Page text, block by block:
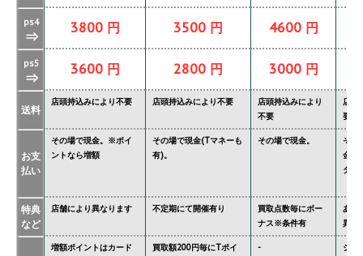
ps4
⇒ 3800 円 3500 円 4600 円
ps5
⇒ 3600 円 2800 円 3000 円
送料
店頭持込みにより不要 店頭持込みにより不要
店頭持込みにより
不要
店頭
要
お支
払い
その場で現金。※ポイ
ントなら増額
その場で現金(Tマネーも
有)。
その場で現金。
その
金額
ター'
特典
など
店舗により異なります 不定期にて開催有り
買取点数毎にボー
ナス※条件有
あり
異な
増額ポイントはカード
買取額200円毎にTポイ
-
ジョ